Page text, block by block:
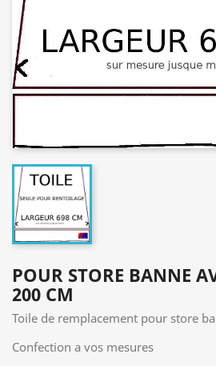
POUR STORE BANNE
200 CM
Toile de remplacement pour store
Confection a vos mesures